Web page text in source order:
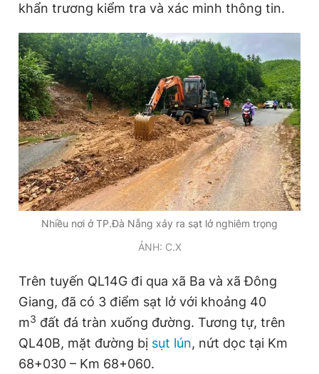
Theo dõi báo trên
Hotline
0906 645 777
Liên hệ quảng cáo
0908 780 404
Đặt báo Quảng cáo RSS Tòa soạn Chính sách bảo
Tổng biên tập: Nguyễn Ngọc Toàn
Phó tổng biên tập thường trực: Hải Thành
Phó tổng biên tập: Lâm Hiếu Dũng
Phó tổng biên tập: Trần Việt Hưng
Tổng thư ký tòa soạn: Đức Trung
Giấy phép xuất bản số 110/GP - BTTTT cấp ngày 24.3.2020
© 2003-2026 Bản quyền thuộc về Báo Thanh Niên. Cấm sao
chép dưới mọi hình thức nếu không có sự chấp thuận bằng văn
bản. Phát triển bởi ePi Technologies, JSC.
khẩn trương kiểm tra và xác minh thông tin.
Nhiều nơi ở TP.Đà Nẵng xảy ra sạt lở nghiêm trọng
ẢNH: C.X
Trên tuyến QL14G đi qua xã Ba và xã Đông
Giang, đã có 3 điểm sạt lở với khoảng 40
m3 đất đá tràn xuống đường. Tương tự, trên
QL40B, mặt đường bị sụt lún, nứt dọc tại Km
68+030 – Km 68+060.